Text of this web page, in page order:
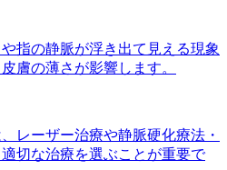
指の静脈が浮き出て見える現象
膚の薄さが影響します。
レーザー治療や静脈硬化療法・
切な治療を選ぶことが重要で